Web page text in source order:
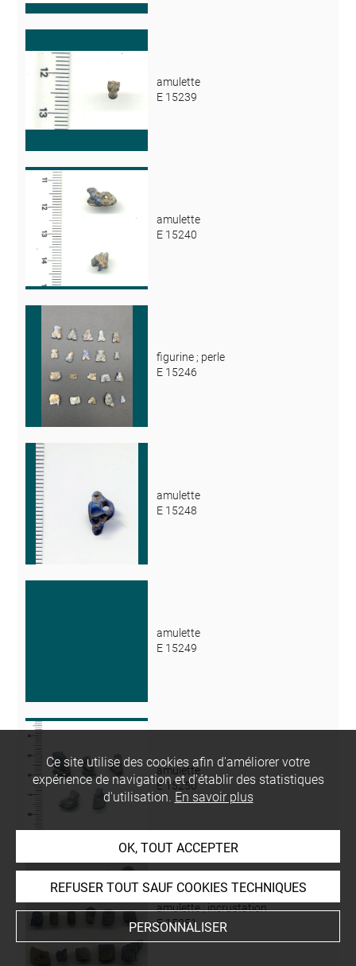
amulette
E 15239
amulette
E 15240
figurine ; perle
E 15246
amulette
E 15248
amulette
E 15249
amulette
E 15250
amulette ; incrustation
E 15251
Ce site utilise des cookies afin d'améliorer votre
expérience de navigation et d'établir des statistiques
d'utilisation. En savoir plus
OK, TOUT ACCEPTER
REFUSER TOUT SAUF COOKIES TECHNIQUES
PERSONNALISER